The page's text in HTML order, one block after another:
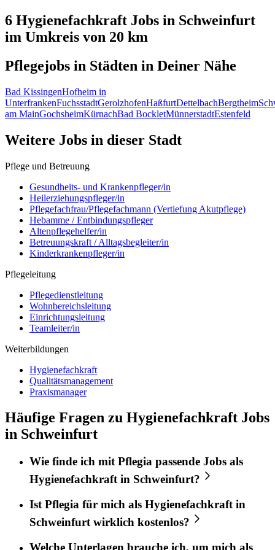
6 Hygienefachkraft Jobs in Schweinfurt
im Umkreis von 20 km
Pflegejobs in Städten in Deiner Nähe
Bad KissingenHofheim in
UnterfrankenFuchsstadtGerolzhofenHaßfurtDettelbachBergtheim
am MainGochsheimKürnachBad BockletMünnerstadtEstenfeld
Weitere Jobs in dieser Stadt
Pflege und Betreuung
Gesundheits- und Krankenpfleger/in
Heilerziehungspfleger/in
Pflegefachfrau/Pflegefachmann (Vertiefung Akutpflege)
Hebamme / Entbindungspfleger
Altenpflegehelfer/in
Betreuungskraft / Alltagsbegleiter/in
Kinderkrankenpfleger/in
Pflegeleitung
Pflegedienstleitung
Wohnbereichsleitung
Einrichtungsleitung
Teamleiter/in
Weiterbildungen
Hygienefachkraft
Qualitätsmanagement
Praxismanager
Häufige Fragen zu Hygienefachkraft Jobs
in Schweinfurt
Wie finde ich mitPflegia passende Jobs als
Hygienefachkraftin Schweinfurt?
Ist Pflegia für mich als Hygienefachkraft in
Schweinfurt wirklich kostenlos?
Welche Unterlagen brauche ich, um mich als